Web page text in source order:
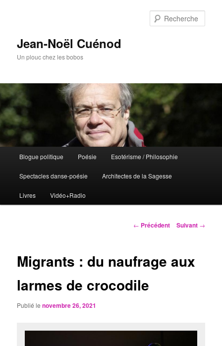
Jean-Noël Cuénod
Un plouc chez les bobos
Aller
au
contenu
Blogue politique Poésie Esotérisme / Philosophie
Spectacles danse-poésie Architectes de la Sagesse
Livres Vidéo+Radio
Navigation
← Précédent Suivant →
Migrants : du naufrage aux
larmes de crocodile
Publié lenovembre 26, 2021